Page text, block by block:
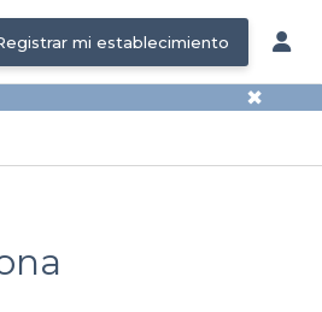
mi establecimiento
✖